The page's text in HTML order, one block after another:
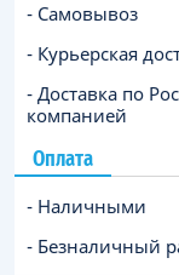
- Самовывоз
- Курьерская
- Доставка по
компанией
Оплата
- Наличными
- Безналичный